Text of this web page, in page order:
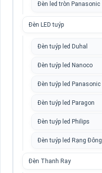
Đèn led tròn Panasonic
Đèn LED tuýp
Đèn tuýp led Duhal
Đèn tuýp led Nanoco
Đèn tuýp led Panasonic
Đèn tuýp led Paragon
Đèn tuýp led Philips
Đèn tuýp led Rạng Đông
Đèn Thanh Ray